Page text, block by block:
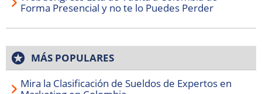
Forma Presencial y no te lo Puedes Perder
MÁS POPULARES
Mira la Clasificación de Sueldos de Expertos en